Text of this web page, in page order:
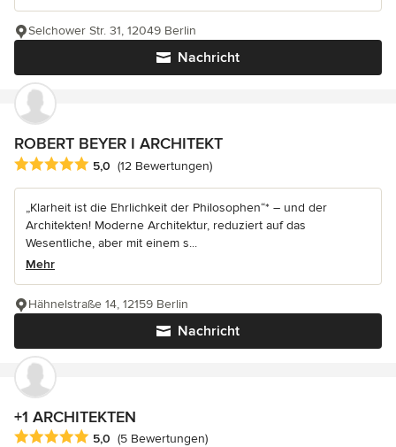
Nachricht
Selchower Str. 31, 12049 Berlin
ROBERT BEYER I ARCHITEKT
Durchschnittliche Bewertung: 5 von 5 Sternen
5,0 (12 Bewertungen)
„Klarheit ist die Ehrlichkeit der Philosophen“* – und der
Architekten! Moderne Architektur, reduziert auf das
Wesentliche, aber mit einem s...
Mehr
Nachricht
Hähnelstraße 14, 12159 Berlin
+1 ARCHITEKTEN
Durchschnittliche Bewertung: 5 von 5 Sternen
5,0 (5 Bewertungen)